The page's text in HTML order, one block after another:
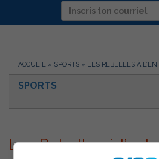
ACCUEIL » SPORTS » LES REBELLES À
SPORTS
Les Rebelles à